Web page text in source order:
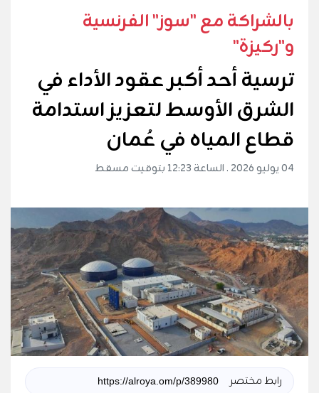
بالشراكة مع "سوز" الفرنسية
و"ركيزة"
ترسية أحد أكبر عقود الأداء في
الشرق الأوسط لتعزيز استدامة
قطاع المياه في عُمان
04 يوليو 2026 . الساعة 12:23 بتوقيت مسقط
رابط مختصر